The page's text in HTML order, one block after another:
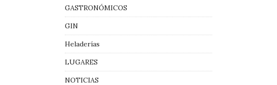
GASTRONÓMICOS
GIN
Heladerías
LUGARES
NOTICIAS